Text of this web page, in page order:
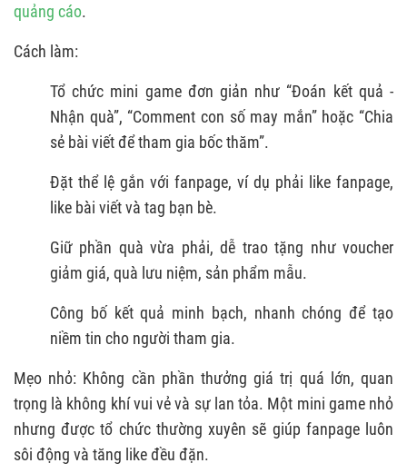
quảng cáo.
Cách làm:
Tổ chức mini game đơn giản như “Đoán kết quả -
Nhận quà”, “Comment con số may mắn” hoặc “Chia
sẻ bài viết để tham gia bốc thăm”.
Đặt thể lệ gắn với fanpage, ví dụ phải like fanpage,
like bài viết và tag bạn bè.
Giữ phần quà vừa phải, dễ trao tặng như voucher
giảm giá, quà lưu niệm, sản phẩm mẫu.
Công bố kết quả minh bạch, nhanh chóng để tạo
niềm tin cho người tham gia.
Mẹo nhỏ: Không cần phần thưởng giá trị quá lớn, quan
trọng là không khí vui vẻ và sự lan tỏa. Một mini game nhỏ
nhưng được tổ chức thường xuyên sẽ giúp fanpage luôn
sôi động và tăng like đều đặn.